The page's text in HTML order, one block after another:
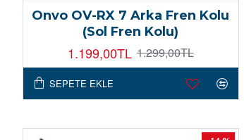
Onvo OV-RX 7 Arka Fren Kolu
(Sol Fren Kolu)
1.199,00TL 1.299,00TL
SEPETE EKLE